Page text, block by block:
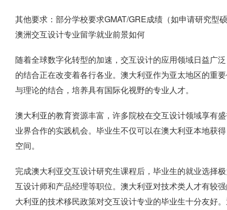
其他要求：部分学校要求GMAT/GRE成绩（如申请研究型
澳洲交互设计专业留学就业前景如何
随着全球数字化转型的加速，交互设计的应用领域日益广
的结合正在改变着各行各业。澳大利亚作为亚太地区的重
与理论的结合，培养具有国际化视野的专业人才。
澳大利亚的教育资源丰富，许多院校在交互设计领域享有
业界合作的实践机会。毕业生不仅可以在澳大利亚本地获
空间。
完成澳大利亚交互设计研究生课程后，毕业生的就业选择
互设计师和产品经理等职位。澳大利亚对技术类人才有较
大利亚的技术移民政策对交互设计专业的毕业生十分友好